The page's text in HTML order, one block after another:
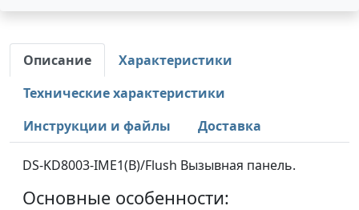
Описание
Характеристики
Технические характеристики
Инструкции и файлы
Доставка
DS-KD8003-IME1(B)/Flush Вызывная панель.
Основные особенности: